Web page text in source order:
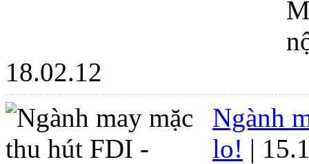
18.02.12
Ngành
lo! |